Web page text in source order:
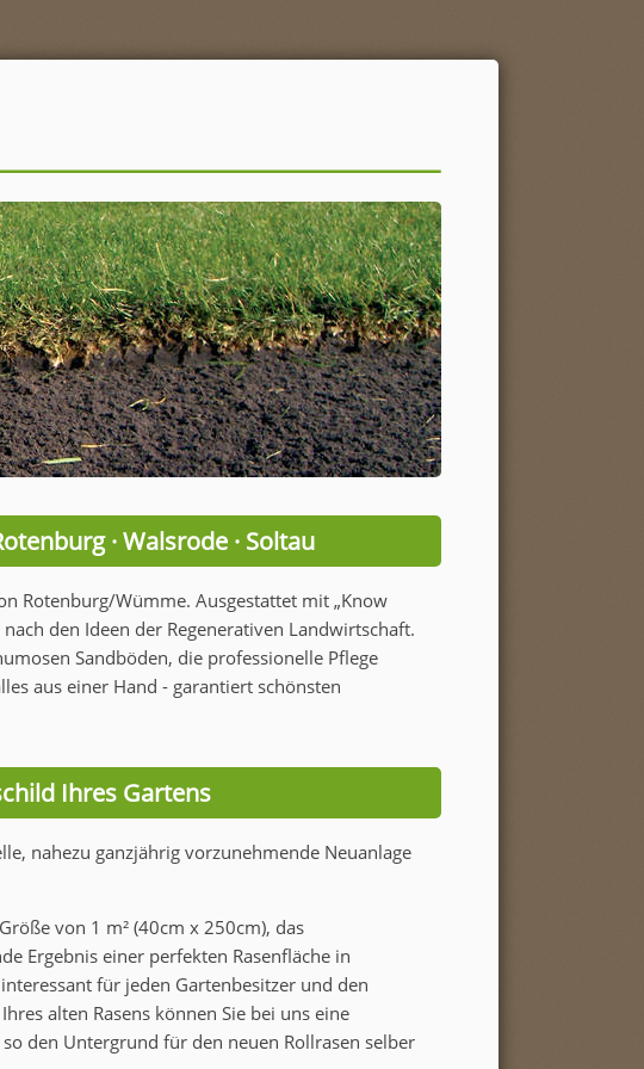
· Walsrode · Soltau
Rotenburg/Wümme. Ausgestattet mit „Know
den Ideen der Regenerativen Landwirtschaft.
Sandböden, die professionelle Pflege
aus einer Hand - garantiert schönsten
Ihres Gartens
nahezu ganzjährig vorzunehmende Neuanlage
von 1 m² (40cm x 250cm), das
Ergebnis einer perfekten Rasenfläche in
für jeden Gartenbesitzer und den
alten Rasens können Sie bei uns eine
den Untergrund für den neuen Rollrasen selber